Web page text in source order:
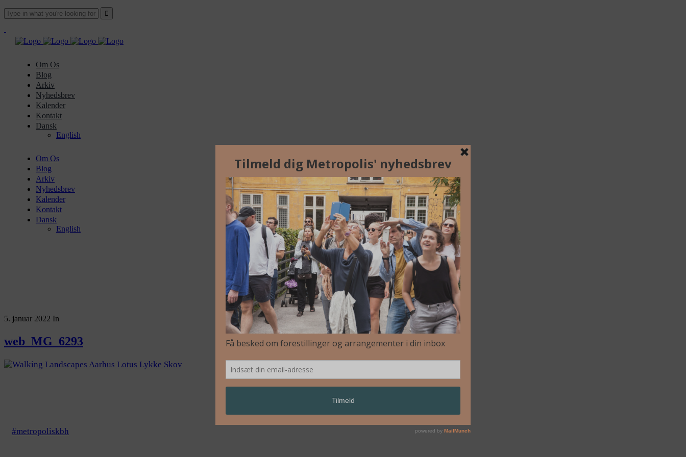
Om Os
Blog
Arkiv
Nyhedsbrev
Kalender
Kontakt
Dansk
English
Om Os
Blog
Arkiv
Nyhedsbrev
Kalender
Kontakt
Dansk
English
5. januar 2022 In
web_MG_6293
#metropoliskbh